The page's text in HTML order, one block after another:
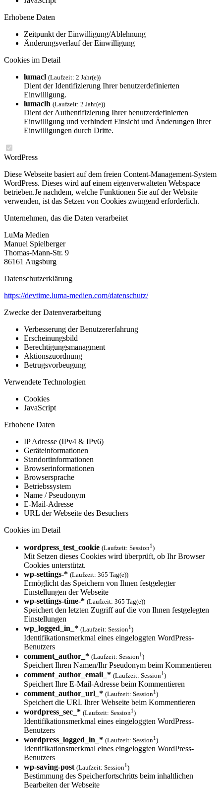
Erhobene Daten
Zeitpunkt der Einwilligung/Ablehnung
Änderungsverlauf der Einwilligung
Cookies im Detail
lumacl (Laufzeit: 2 Jahr(e))
Dient der Identifizierung Ihrer benutzerdefinierten
Einwilligung.
lumaclh (Laufzeit: 2 Jahr(e))
Dient der Authentifizierung Ihrer benutzerdefinierten
Einwilligung und verhindert Einsicht und Änderungen Ihrer
Einwilligungen durch Dritte.
WordPress
Diese Webseite basiert auf dem freien Content-Management-System
WordPress. Dieses wird auf einem eigenverwalteten Webspace
betrieben.Je nachdem, welche Funktionen Sie auf der Website
verwenden, ist das Setzen von Cookies zwingend erforderlich.
Unternehmen, das die Daten verarbeitet
LuMa Medien
Manuel Spielberger
Thomas-Mann-Str. 9
86161 Augsburg
Datenschutzerklärung
https://devtime.luma-medien.com/datenschutz/
Zwecke der Datenverarbeitung
Verbesserung der Benutzererfahrung
Erscheinungsbild
Berechtigungsmanagment
Aktionszuordnung
Betrugsvorbeugung
Verwendete Technologien
Cookies
JavaScript
Erhobene Daten
IP Adresse (IPv4 & IPv6)
Geräteinformationen
Standortinformationen
Browserinformationen
Browsersprache
Betriebssystem
Name / Pseudonym
E-Mail-Adresse
URL der Webseite des Besuchers
Cookies im Detail
wordpress_test_cookie (Laufzeit: Session1)
Mit Setzen dieses Cookies wird überprüft, ob Ihr Browser
Cookies unterstützt.
wp-settings-* (Laufzeit: 365 Tag(e))
Ermöglicht das Speichern von Ihnen festgelegter
Einstellungen der Webseite
wp-settings-time-* (Laufzeit: 365 Tag(e))
Speichert den letzten Zugriff auf die von Ihnen festgelegten
Einstellungen
wp_logged_in_* (Laufzeit: Session1)
Identifikationsmerkmal eines eingeloggten WordPress-
Benutzers
comment_author_* (Laufzeit: Session1)
Speichert Ihren Namen/Ihr Pseudonym beim Kommentieren
comment_author_email_* (Laufzeit: Session1)
Speichert Ihre E-Mail-Adresse beim Kommentieren
comment_author_url_* (Laufzeit: Session1)
Speichert die URL Ihrer Webseite beim Kommentieren
wordpress_sec_* (Laufzeit: Session1)
Identifikationsmerkmal eines eingeloggten WordPress-
Benutzers
wordpress_logged_in_* (Laufzeit: Session1)
Identifikationsmerkmal eines eingeloggten WordPress-
Benutzers
wp-saving-post (Laufzeit: Session1)
Bestimmung des Speicherfortschritts beim inhaltlichen
Bearbeiten der Webseite